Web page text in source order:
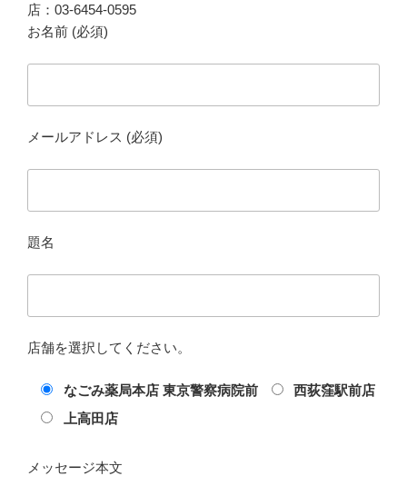
店：03-6454-0595
お名前 (必須)
メールアドレス (必須)
題名
店舗を選択してください。
なごみ薬局本店 東京警察病院前
西荻窪駅前店
上高田店
メッセージ本文